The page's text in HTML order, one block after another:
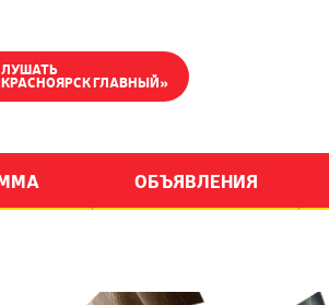
ГЛАВНЫЙ»
ОБЪЯВЛЕНИЯ